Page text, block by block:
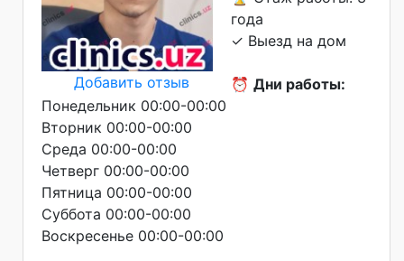
Добавить отзыв
года
✓ Выезд на дом
⏰ Дни работы:
Понедельник 00:00-00:00
Вторник 00:00-00:00
Среда 00:00-00:00
Четверг 00:00-00:00
Пятница 00:00-00:00
Суббота 00:00-00:00
Воскресенье 00:00-00:00